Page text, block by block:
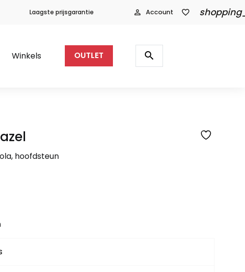
Laagste prijsgarantie person_outline Account favorite_border
Winkels OUTLET
Producten
zoeken
search
hoofdsteun